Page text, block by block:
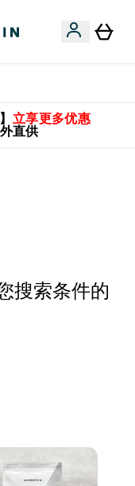
立享更多优惠
直供
搜索条件的